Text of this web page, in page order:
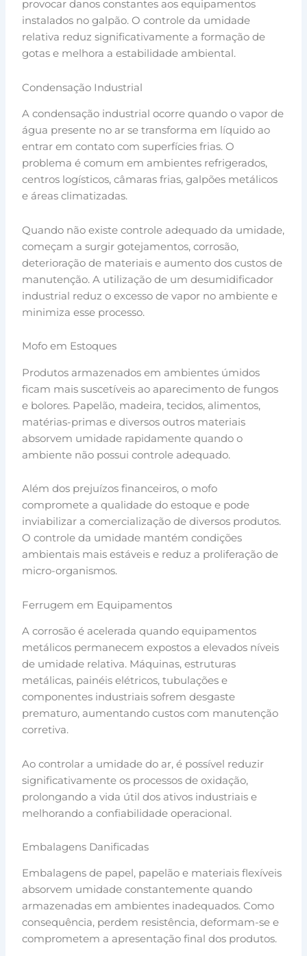
provocar danos constantes aos equipamentos
instalados no galpão. O controle da umidade
relativa reduz significativamente a formação de
gotas e melhora a estabilidade ambiental.
Condensação Industrial
A condensação industrial ocorre quando o vapor de
água presente no ar se transforma em líquido ao
entrar em contato com superfícies frias. O
problema é comum em ambientes refrigerados,
centros logísticos, câmaras frias, galpões metálicos
e áreas climatizadas.
Quando não existe controle adequado da umidade,
começam a surgir gotejamentos, corrosão,
deterioração de materiais e aumento dos custos de
manutenção. A utilização de um desumidificador
industrial reduz o excesso de vapor no ambiente e
minimiza esse processo.
Mofo em Estoques
Produtos armazenados em ambientes úmidos
ficam mais suscetíveis ao aparecimento de fungos
e bolores. Papelão, madeira, tecidos, alimentos,
matérias-primas e diversos outros materiais
absorvem umidade rapidamente quando o
ambiente não possui controle adequado.
Além dos prejuízos financeiros, o mofo
compromete a qualidade do estoque e pode
inviabilizar a comercialização de diversos produtos.
O controle da umidade mantém condições
ambientais mais estáveis e reduz a proliferação de
micro-organismos.
Ferrugem em Equipamentos
A corrosão é acelerada quando equipamentos
metálicos permanecem expostos a elevados níveis
de umidade relativa. Máquinas, estruturas
metálicas, painéis elétricos, tubulações e
componentes industriais sofrem desgaste
prematuro, aumentando custos com manutenção
corretiva.
Ao controlar a umidade do ar, é possível reduzir
significativamente os processos de oxidação,
prolongando a vida útil dos ativos industriais e
melhorando a confiabilidade operacional.
Embalagens Danificadas
Embalagens de papel, papelão e materiais flexíveis
absorvem umidade constantemente quando
armazenadas em ambientes inadequados. Como
consequência, perdem resistência, deformam-se e
comprometem a apresentação final dos produtos.